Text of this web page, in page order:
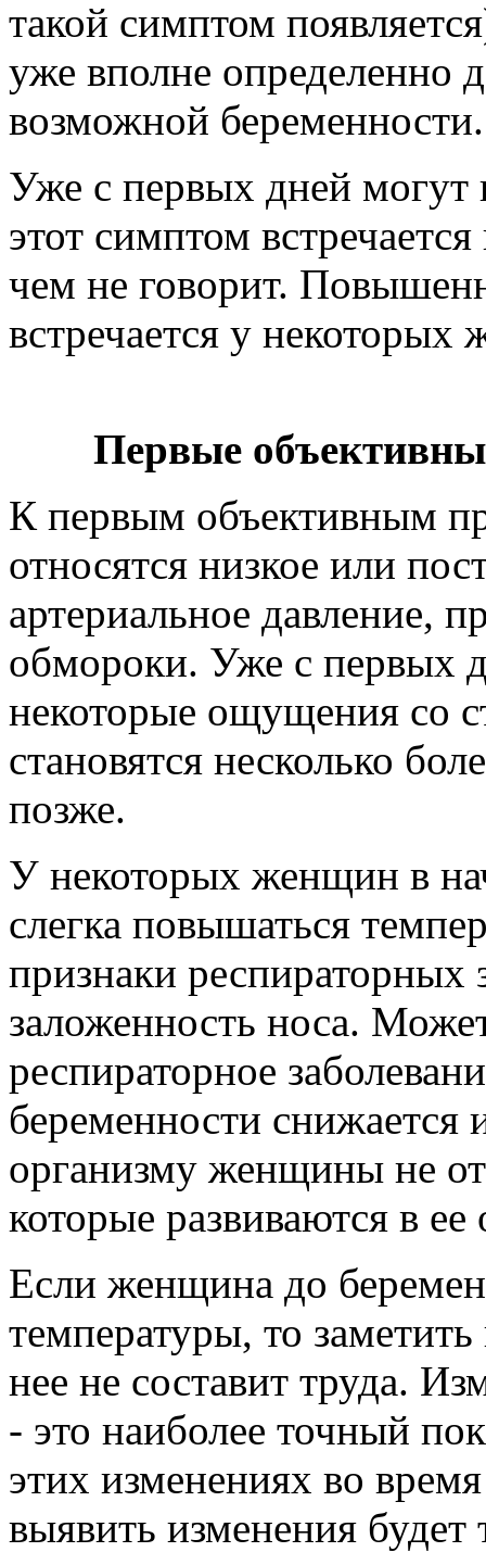
такой симптом
уже вполне определенно
возможной беременности.
Уже с первых дней могут
этот симптом
чем не говорит.
встречается у
Первые
К первым объективным
относятся низкое или
артериальное давление,
обмороки. Уже с первых
некоторые ощущения со
становятся несколько
позже.
У некоторых женщин в
слегка повышаться
признаки респираторных
заложенность носа.
респираторное
беременности снижается
организму женщины не
которые развиваются в ее
Если женщина до
температуры, то
нее не составит труда.
- это наиболее точный
этих изменениях во
выявить изменения будет